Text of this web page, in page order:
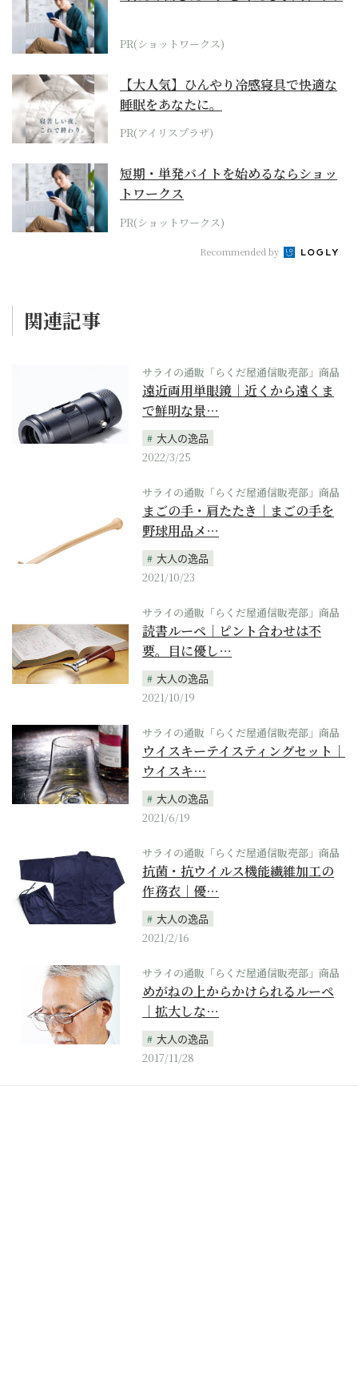
PR(ショットワークス)
【大人気】ひんやり冷感寝具で快適な
睡眠をあなたに。
PR(アイリスプラザ)
短期・単発バイトを始めるならショッ
トワークス
PR(ショットワークス)
Recommended by
関連記事
サライの通販「らくだ屋通信販売部」商品
遠近両用単眼鏡｜近くから遠くま
で鮮明な景…
大人の逸品
2022/3/25
サライの通販「らくだ屋通信販売部」商品
まごの手・肩たたき｜まごの手を
野球用品メ…
大人の逸品
2021/10/23
サライの通販「らくだ屋通信販売部」商品
読書ルーペ｜ピント合わせは不
要。目に優し…
大人の逸品
2021/10/19
サライの通販「らくだ屋通信販売部」商品
ウイスキーテイスティングセット｜
ウイスキ…
大人の逸品
2021/6/19
サライの通販「らくだ屋通信販売部」商品
抗菌・抗ウイルス機能繊維加工の
作務衣｜優…
大人の逸品
2021/2/16
サライの通販「らくだ屋通信販売部」商品
めがねの上からかけられるルーペ
｜拡大しな…
大人の逸品
2017/11/28